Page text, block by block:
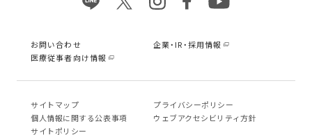
お問い合わせ
企業・IR・採用情報
医療従事者向け情報
サイトマップ
プライバシーポリシー
個⼈情報に関する公表事項
ウェブアクセシビリティ方針
サイトポリシー